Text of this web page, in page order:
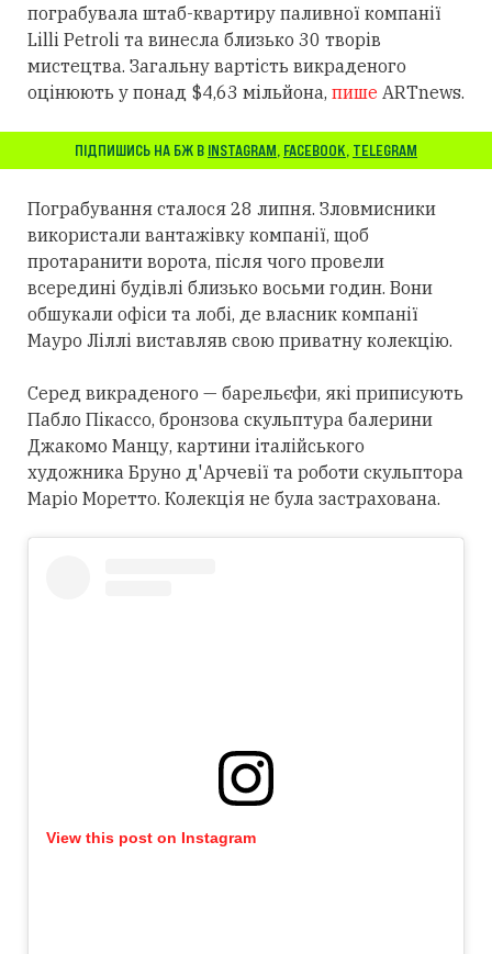
пограбувала штаб-квартиру паливної компанії
Lilli Petroli та винесла близько 30 творів
мистецтва. Загальну вартість викраденого
оцінюють у понад $4,63 мільйона, пише ARTnews.
ПІДПИШИСЬ НА БЖ В INSTAGRAM, FACEBOOK, TELEGRAM
Пограбування сталося 28 липня. Зловмисники
використали вантажівку компанії, щоб
протаранити ворота, після чого провели
всередині будівлі близько восьми годин. Вони
обшукали офіси та лобі, де власник компанії
Мауро Ліллі виставляв свою приватну колекцію.
Серед викраденого — барельєфи, які приписують
Пабло Пікассо, бронзова скульптура балерини
Джакомо Манцу, картини італійського
художника Бруно д'Арчевії та роботи скульптора
Маріо Моретто. Колекція не була застрахована.
View this post on Instagram